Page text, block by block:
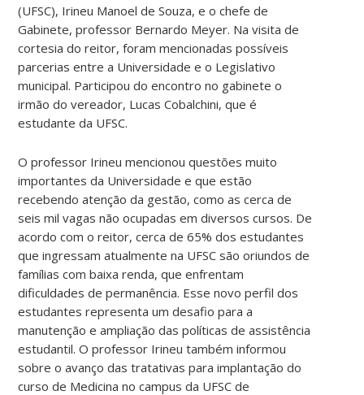
(UFSC), Irineu Manoel de Souza, e o chefe de
Gabinete, professor Bernardo Meyer. Na visita de
cortesia do reitor, foram mencionadas possíveis
parcerias entre a Universidade e o Legislativo
municipal. Participou do encontro no gabinete o
irmão do vereador, Lucas Cobalchini, que é
estudante da UFSC.
O professor Irineu mencionou questões muito
importantes da Universidade e que estão
recebendo atenção da gestão, como as cerca de
seis mil vagas não ocupadas em diversos cursos. De
acordo com o reitor, cerca de 65% dos estudantes
que ingressam atualmente na UFSC são oriundos de
famílias com baixa renda, que enfrentam
dificuldades de permanência. Esse novo perfil dos
estudantes representa um desafio para a
manutenção e ampliação das políticas de assistência
estudantil. O professor Irineu também informou
sobre o avanço das tratativas para implantação do
curso de Medicina no campus da UFSC de